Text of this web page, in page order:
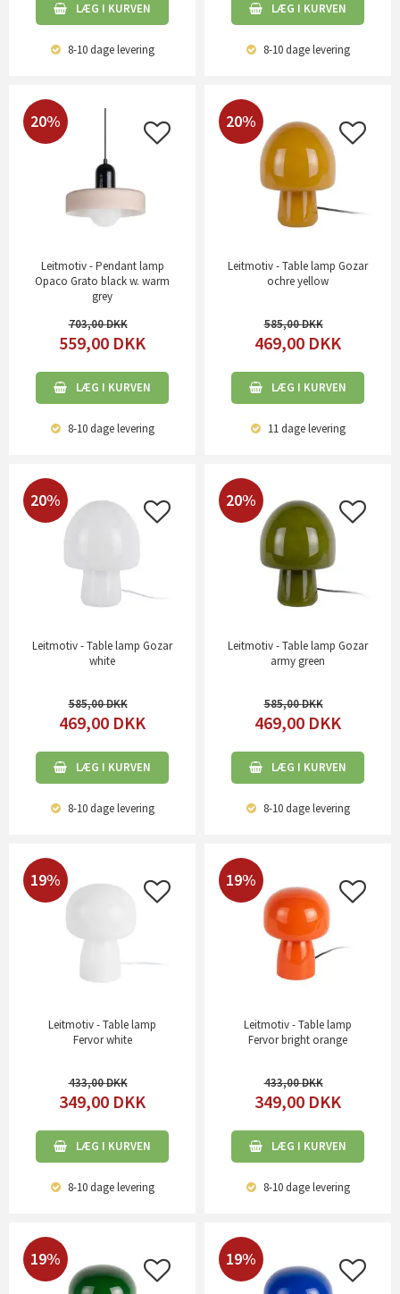
LÆG I KURVEN
8-10 dagelevering
LÆG I KURVEN
8-10 dagelevering
20%
Leitmotiv - Pendant lamp
Opaco Grato black w. warm
grey
703,00
559,00 DKK
LÆG I KURVEN
8-10 dagelevering
20%
Leitmotiv - Table lamp Gozar
ochre yellow
585,00
469,00 DKK
LÆG I KURVEN
11 dagelevering
20%
Leitmotiv - Table lamp Gozar
white
585,00
469,00 DKK
LÆG I KURVEN
8-10 dagelevering
20%
Leitmotiv - Table lamp Gozar
army green
585,00
469,00 DKK
LÆG I KURVEN
8-10 dagelevering
19%
Leitmotiv - Table lamp
Fervor white
433,00
349,00 DKK
LÆG I KURVEN
8-10 dagelevering
19%
Leitmotiv - Table lamp
Fervor bright orange
433,00
349,00 DKK
LÆG I KURVEN
8-10 dagelevering
19% 19%